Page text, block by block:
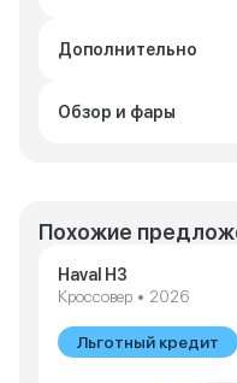
Дополнительно
Обзор и фары
Похожие
Haval H3
Кроссовер • 2026
Льготный кредит